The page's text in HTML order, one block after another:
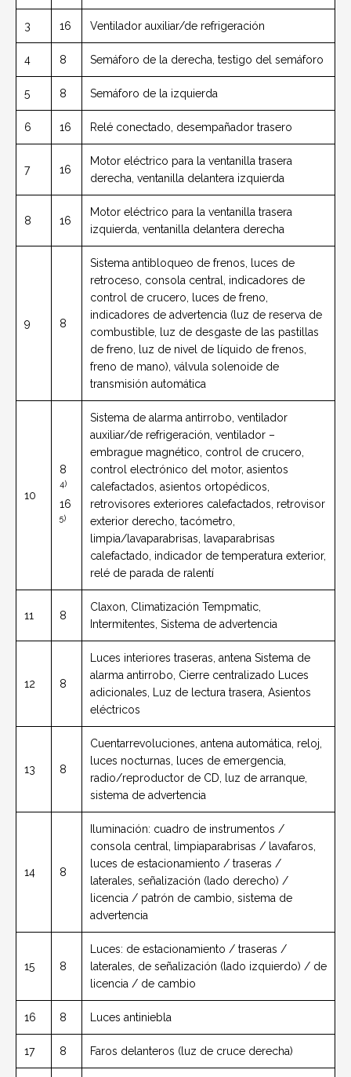
3 16 Ventilador auxiliar/de refrigeración
4 8 Semáforo de la derecha, testigo del semáforo
5 8 Semáforo de la izquierda
6 16 Relé conectado, desempañador trasero
7 16
Motor eléctrico para la ventanilla trasera
derecha, ventanilla delantera izquierda
8 16
Motor eléctrico para la ventanilla trasera
izquierda, ventanilla delantera derecha
9 8
Sistema antibloqueo de frenos, luces de
retroceso, consola central, indicadores de
control de crucero, luces de freno,
indicadores de advertencia (luz de reserva de
combustible, luz de desgaste de las pastillas
de freno, luz de nivel de líquido de frenos,
freno de mano), válvula solenoide de
transmisión automática
10
8
4)
16
5)
Sistema de alarma antirrobo, ventilador
auxiliar/de refrigeración, ventilador –
embrague magnético, control de crucero,
control electrónico del motor, asientos
calefactados, asientos ortopédicos,
retrovisores exteriores calefactados, retrovisor
exterior derecho, tacómetro,
limpia/lavaparabrisas, lavaparabrisas
calefactado, indicador de temperatura exterior,
relé de parada de ralentí
11 8
Claxon, Climatización Tempmatic,
Intermitentes, Sistema de advertencia
12 8
Luces interiores traseras, antena Sistema de
alarma antirrobo, Cierre centralizado Luces
adicionales, Luz de lectura trasera, Asientos
eléctricos
13 8
Cuentarrevoluciones, antena automática, reloj,
luces nocturnas, luces de emergencia,
radio/reproductor de CD, luz de arranque,
sistema de advertencia
14 8
Iluminación: cuadro de instrumentos /
consola central, limpiaparabrisas / lavafaros,
luces de estacionamiento / traseras /
laterales, señalización (lado derecho) /
licencia / patrón de cambio, sistema de
advertencia
15 8
Luces: de estacionamiento / traseras /
laterales, de señalización (lado izquierdo) / de
licencia / de cambio
16 8 Luces antiniebla
17 8 Faros delanteros (luz de cruce derecha)